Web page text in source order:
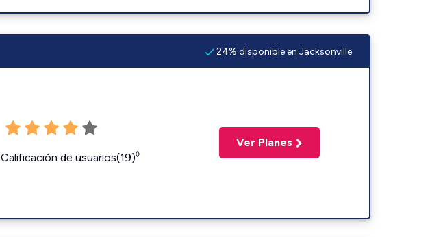
24% disponible en Jacksonville
Calificación de usuarios(19)◊
Ver Planes